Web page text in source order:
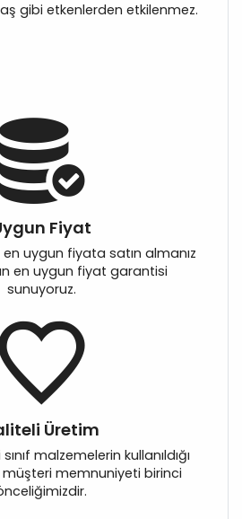
gibi etkenlerden etkilenmez.
Fiyat
en uygun fiyata satın almanız
en uygun fiyat garantisi
sunuyoruz.
Üretim
malzemelerin kullanıldığı
müşteri memnuniyeti birinci